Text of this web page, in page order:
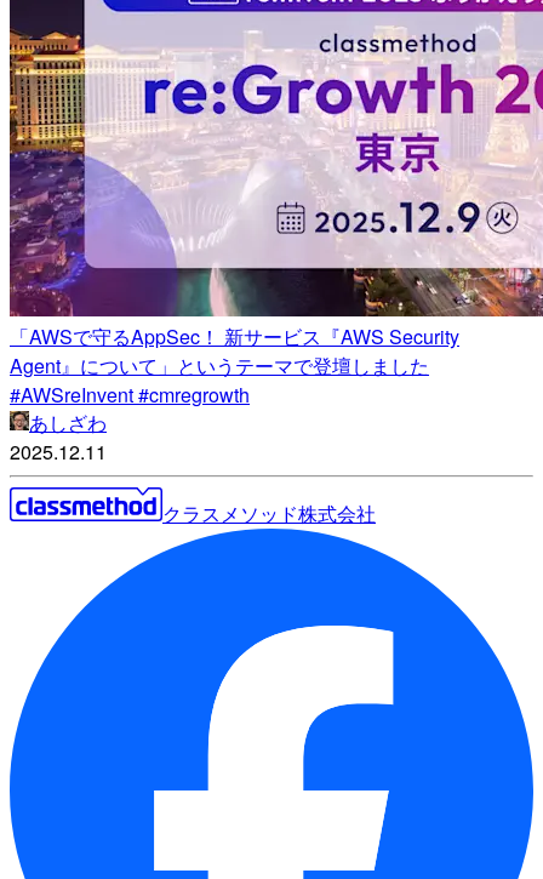
「AWSで守るAppSec！ 新サービス『AWS Security
Agent』について」というテーマで登壇しました
#AWSreInvent #cmregrowth
あしざわ
2025.12.11
クラスメソッド株式会社